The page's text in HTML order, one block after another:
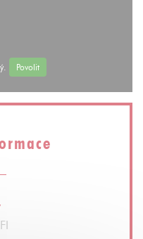
Povolit